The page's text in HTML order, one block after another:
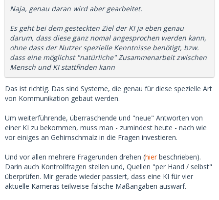
Naja, genau daran wird aber gearbeitet.
Es geht bei dem gesteckten Ziel der KI ja eben genau
darum, dass diese ganz nomal angesprochen werden kann,
ohne dass der Nutzer spezielle Kenntnisse benötigt, bzw.
dass eine möglichst "natürliche" Zusammenarbeit zwischen
Mensch und KI stattfinden kann
Das ist richtig. Das sind Systeme, die genau für diese spezielle Art
von Kommunikation gebaut werden.
Um weiterführende, überraschende und "neue" Antworten von
einer KI zu bekommen, muss man - zumindest heute - nach wie
vor einiges an Gehirnschmalz in die Fragen investieren.
Und vor allen mehrere Fragerunden drehen (hierbeschrieben).
Darin auch Kontrollfragen stellen und, Quellen "per Hand / selbst"
überprüfen. Mir gerade wieder passiert, dass eine KI für vier
aktuelle Kameras teilweise falsche Maßangaben auswarf.